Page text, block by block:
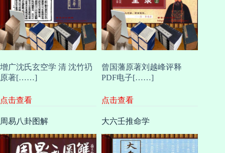
增广沈氏玄空学 清 沈竹礽
原著[……]
点击查看
曾国藩原著刘越峰评释
PDF电子[……]
点击查看
周易八卦图解 大六壬推命学